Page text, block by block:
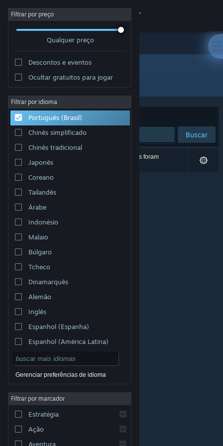
Iniciar sessão
Sobre
Suporte
Alterar idioma
Baixe o aplicativo móvel do Steam
Ver versão para computadores
© Valve Corporation. Todos os direitos reservados.
respectivos donos nos EUA e em outros países.
Acessibilidade
Reembolsos|Cookies
Filtrar por preço
Qualquer preço
Descontos e eventos
Ocultar gratuitos para jogar
Filtrar por idioma
Português (Brasil)
Chinês simplificado
Chinês tradicional
Japonês
Coreano
Tailandês
Árabe
Indonésio
Malaio
Búlgaro
Tcheco
Dinamarquês
Alemão
Inglês
Espanhol (Espanha)
Espanhol (América Latina)
Gerenciar preferências de idioma
Filtrar por marcador
Estratégia
Ação
Aventura
Desenvolvedor: Nerdvision Games
Ordenar por Relevância
Buscar
0 resultados correspondem à sua busca. 6 títulos foram
excluídos de acordo com as suas preferências.